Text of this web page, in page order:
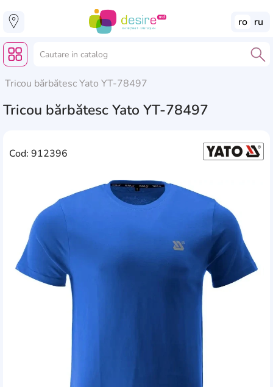
ro ru
Tricou bărbătesc Yato YT-78497
Tricou bărbătesc Yato YT-78497
Cod: 912396